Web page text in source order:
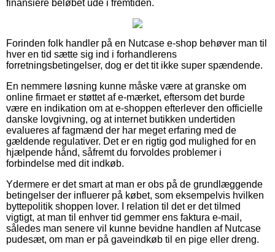
finansiere beløbet ude i fremtiden.
Forinden folk handler på en Nutcase e-shop behøver man til
hver en tid sætte sig ind i forhandlerens
forretningsbetingelser, dog er det tit ikke super spændende.
En nemmere løsning kunne måske være at granske om
online firmaet er støttet af e-mærket, eftersom det burde
være en indikation om at e-shoppen efterlever den officielle
danske lovgivning, og at internet butikken undertiden
evalueres af fagmænd der har meget erfaring med de
gældende regulativer. Det er en rigtig god mulighed for en
hjælpende hånd, såfremt du forvoldes problemer i
forbindelse med dit indkøb.
Ydermere er det smart at man er obs på de grundlæggende
betingelser der influerer på købet, som eksempelvis hvilken
byttepolitik shoppen lover. I relation til det er det tilmed
vigtigt, at man til enhver tid gemmer ens faktura e-mail,
således man senere vil kunne bevidne handlen af Nutcase
pudesæt, om man er på gaveindkøb til en pige eller dreng.